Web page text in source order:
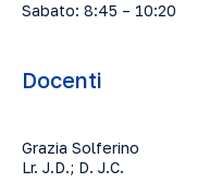
Sabato: 8:45 – 10:20
Docenti
Grazia Solferino
Lr. J.D.; D. J.C.